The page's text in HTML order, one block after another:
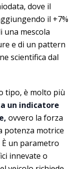
dove il
il +7%
una mescola
e di un pattern
scientifica dal
tipo, è molto più
un indicatore
ovvero la forza
potenza motrice
un parametro
innevate o